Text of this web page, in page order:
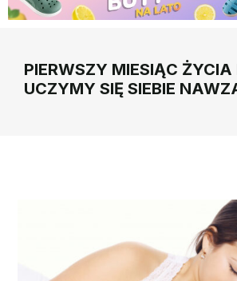
PIERWSZY MIESIĄC
UCZYMY SIĘ SIEBIE